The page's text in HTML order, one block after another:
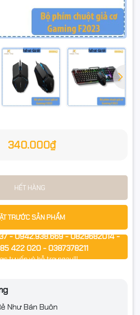
340.000₫
HẾT HÀNG
TRƯỚC SẢN PHẨM
- 0942.938.669 - 0829682014 -
422 020 - 0387378211
tư vấn và hỗ trợ ngay!!!
Như Bán Buôn
phải).
ôm tay, thao tác thoải mái.
ổn định, phù hợp PC, máy bộ, phòng
tiết
phím giả cơ
7 màu, có thể đổi màu linh hoạt, hiệu
x 28,82 mm